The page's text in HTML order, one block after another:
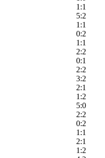
1:1
5:2
1:1
0:2
1:1
2:2
0:1
2:2
3:2
2:1
1:2
5:0
2:2
0:2
1:1
2:1
1:2